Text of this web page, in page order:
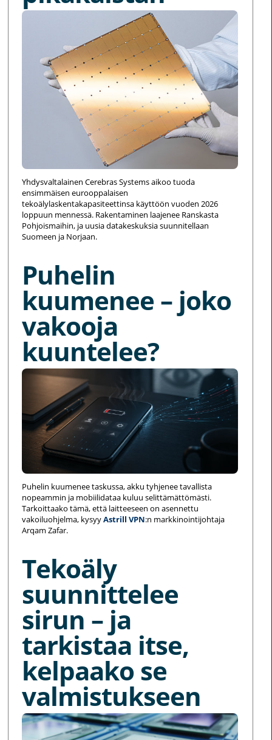
Yhdysvaltalainen Cerebras Systems aikoo tuoda
ensimmäisen eurooppalaisen
tekoälylaskentakapasiteettinsa käyttöön vuoden 2026
loppuun mennessä. Rakentaminen laajenee Ranskasta
Pohjoismaihin, ja uusia datakeskuksia suunnitellaan
Suomeen ja Norjaan.
Puhelin
kuumenee – joko
vakooja
kuuntelee?
Puhelin kuumenee taskussa, akku tyhjenee tavallista
nopeammin ja mobiilidataa kuluu selittämättömästi.
Tarkoittaako tämä, että laitteeseen on asennettu
vakoiluohjelma, kysyyAstrill VPN:n markkinointijohtaja
Arqam Zafar.
Tekoäly
suunnittelee
sirun – ja
tarkistaa itse,
kelpaako se
valmistukseen